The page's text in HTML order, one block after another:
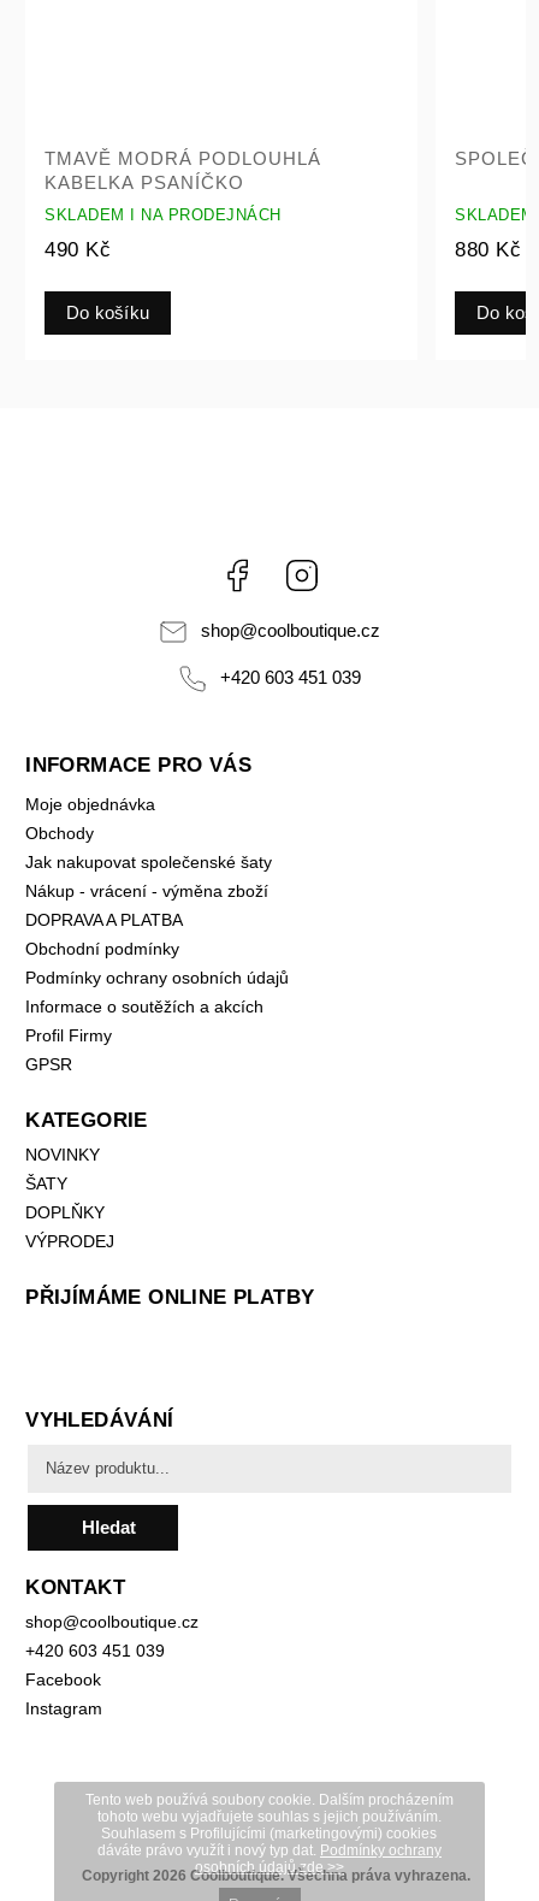
Tento web používá soubory cookie. Dalším procházením
tohoto webu vyjadřujete souhlas s jejich používáním.
Souhlasem s Profilujícími (marketingovými) cookies
dáváte právo využít i nový typ dat. Podmínky ochrany
osobních údajů zde >>
TMAVĚ MODRÁ PODLOUHLÁ
KABELKA PSANÍČKO
SKLADEM I NA PRODEJNÁCH
490 Kč
Do košíku
SKLADEM
880 Kč
Do
Facebook
shop@coolboutique.cz
+420 603 451 039
INFORMACE PRO VÁS
Moje objednávka
Obchody
Jak nakupovat společenské šaty
Nákup - vrácení - výměna zboží
DOPRAVA A PLATBA
Obchodní podmínky
Podmínky ochrany osobních údajů
Informace o soutěžích a akcích
Profil Firmy
GPSR
KATEGORIE
NOVINKY
ŠATY
DOPLŇKY
VÝPRODEJ
PŘIJÍMÁME ONLINE PLATBY
VYHLEDÁVÁNÍ
Hledat
KONTAKT
shop@coolboutique.cz
+420 603 451 039
Facebook
Instagram
Copyright 2026 Coolboutique. Všechna práva vyhrazena.